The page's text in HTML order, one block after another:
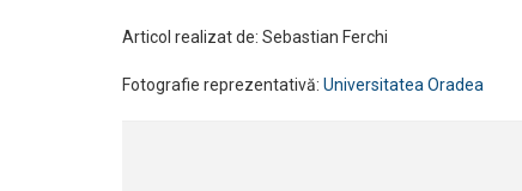
Articol realizat de: Sebastian Ferchi
Fotografie reprezentativă: Universitatea Oradea